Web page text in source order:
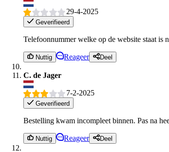
29-4-2025
Geverifieerd
Telefoonnummer welke op de website staat is
Nuttig Reageer Deel
C. de Jager
7-2-2025
Geverifieerd
Bestelling kwam incompleet binnen. Pas na
Nuttig Reageer Deel